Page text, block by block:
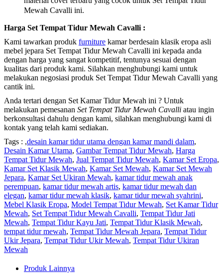
Mewah Cavalli ini.
Harga Set Tempat Tidur Mewah Cavalli :
Kami tawarkan produk furniture kamar berdesain klasik eropa asli
mebel jepara Set Tempat Tidur Mewah Cavalli ini kepada anda
dengan harga yang sangat kompetitif, tentunya sesuai dengan
kualitas dari produk kami. Silahkan menghubungi kami untuk
melakukan negosiasi produk Set Tempat Tidur Mewah Cavalli yang
cantik ini.
Anda tertari dengan Set Kamar Tidur Mewah ini ? Untuk
melakukan pemesanan Set Tempat Tidur Mewah Cavalli atau ingin
berkonsultasi dahulu dengan kami, silahkan menghubungi kami di
kontak yang telah kami sediakan.
Tags : ,desain kamar tidur utama dengan kamar mandi dalam,
Desain Kamar Utama, Gambar Tempat Tidur Mewah, Harga
Tempat Tidur Mewah, Jual Tempat Tidur Mewah, Kamar Set Eropa,
Kamar Set Klasik Mewah, Kamar Set Mewah, Kamar Set Mewah
Jepara, Kamar Set Ukiran Mewah, kamar tidur mewah anak
perempuan, kamar tidur mewah artis, kamar tidur mewah dan
elegan, kamar tidur mewah klasik, kamar tidur mewah syahrini,
Mebel Klasik Eropa, Model Tempat Tidur Mewah, Set Kamar Tidur
Mewah, Set Tempat Tidur Mewah Cavalli, Tempat Tidur Jati
Mewah, Tempat Tidur Kayu Jati, Tempat Tidur Klasik Mewah,
tempat tidur mewah, Tempat Tidur Mewah Jepara, Tempat Tidur
Ukir Jepara, Tempat Tidur Ukir Mewah, Tempat Tidur Ukiran
Mewah
Produk Lainnya